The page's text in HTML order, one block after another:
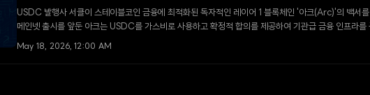
USDC 발행사 서클이 스테이블코인 금융에 최적화된 독자적인 레이어 1 블록체인 '아크(Arc)'의 백서
메인넷 출시를 앞둔 아크는 USDC를 가스비로 사용하고 확정적 합의를 제공하여 기관급 금융 인프라를
May 18, 2026, 12:00 AM